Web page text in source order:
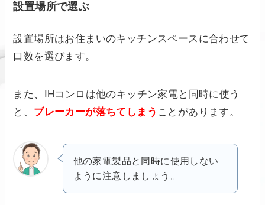
設置場所で選ぶ
設置場所はお住まいのキッチンスペースに合わせて
口数を選びます。
また、IHコンロは他のキッチン家電と同時に使う
と、 ブレーカーが落ちてしまう ことがあります。
他の家電製品と同時に使用しない
ように注意しましょう。